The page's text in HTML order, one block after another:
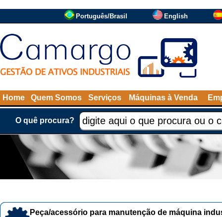
Português/Brasil English
Home Quem Somos Serviços Máquinas à Venda
O quê procura?
Peça/acessório para manutenção de máquina